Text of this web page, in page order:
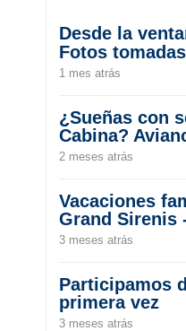
Desde la
Fotos
1 mes atrás
¿Sueñas con
Cabina?
2 meses atrás
Vacaciones
Grand Sirenis
3 meses atrás
Participamos
primera vez
3 meses atrás